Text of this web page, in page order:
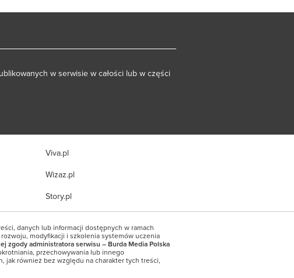
w serwisie w całości lub w części
Viva.pl
Wizaz.pl
Story.pl
danych lub informacji dostępnych w ramach
modyfikacji i szkolenia systemów uczenia
zgody administratora serwisu – Burda Media Polska
przechowywania lub innego
jak również bez względu na charakter tych treści,